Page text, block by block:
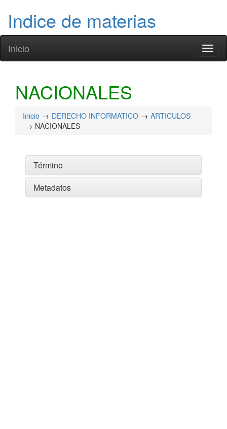
Indice de materias
Inicio
NACIONALES
Inicio DERECHO INFORMATICO
ARTICULOS
NACIONALES
Término
Metadatos